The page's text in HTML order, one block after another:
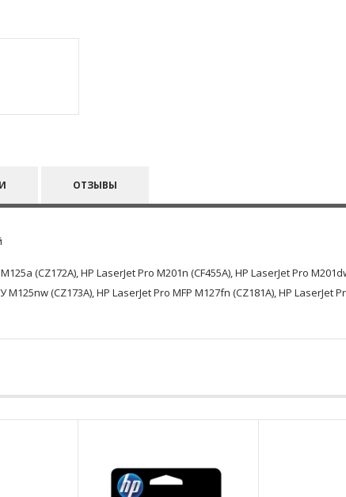
ОТЗЫВЫ
(CZ172A), HP LaserJet Pro M201n (CF455A), HP LaserJet Pro
(CZ173A), HP LaserJet Pro MFP M127fn (CZ181A), HP LaserJet